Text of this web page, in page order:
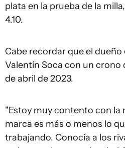
plata en la prueba de la
4.10.
Cabe recordar que el
Valentín Soca con un crono
de abril de 2023.
"Estoy muy contento con la
marca es más o menos lo
trabajando. Conocía a los